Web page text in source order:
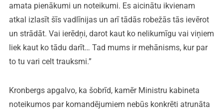
amata pienākumi un noteikumi. Es aicinātu ikvienam
atkal izlasīt šīs vadlīnijas un arī tādās robežās tās ievērot
un strādāt. Vai ierēdņi, darot kaut ko nelikumīgu vai viņiem
liek kaut ko tādu darīt… Tad mums ir mehānisms, kur par
to tu vari celt trauksmi.”
Kronbergs apgalvo, ka šobrīd, kamēr Ministru kabineta
noteikumos par komandējumiem nebūs konkrēti atrunāta